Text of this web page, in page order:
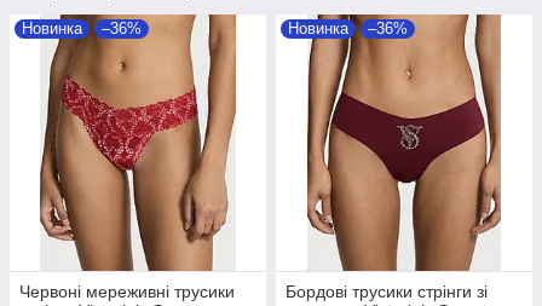
Новинка –36%
Червоні мереживні трусики
Новинка –36%
Бордові трусики стрінги зі